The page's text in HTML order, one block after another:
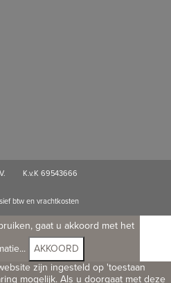
K.v.K 69543666
btw en vrachtkosten
gaat u akkoord met het
AKKOORD
zijn ingesteld op 'toestaan
mogelijk. Als u doorgaat met deze